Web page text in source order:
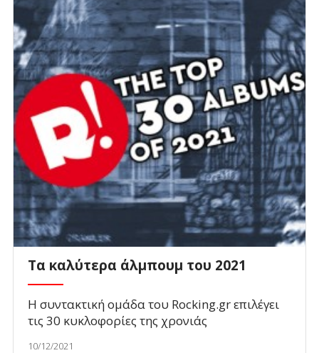
Τα καλύτερα άλμπουμ του 2021
Η συντακτική ομάδα του Rocking.gr επιλέγει
τις 30 κυκλοφορίες της χρονιάς
10/12/2021